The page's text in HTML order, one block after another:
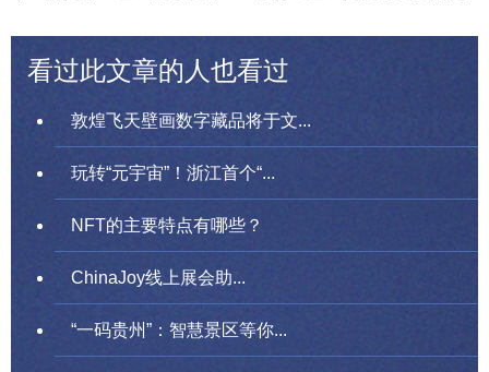
看过此文章的人也看过
敦煌飞天壁画数字藏品将于文...
玩转“元宇宙”！浙江首个“...
NFT的主要特点有哪些？
ChinaJoy线上展会助...
“一码贵州”：智慧景区等你...